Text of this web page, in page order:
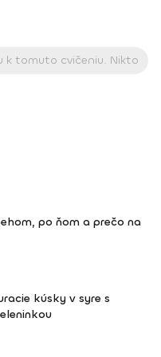
po ňom a prečo na
kúsky v syre s